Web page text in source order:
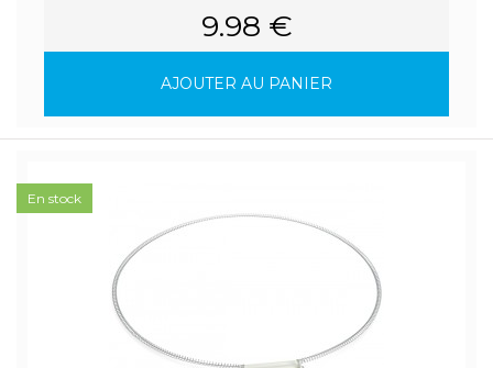
9.98 €
AJOUTER AU PANIER
En stock